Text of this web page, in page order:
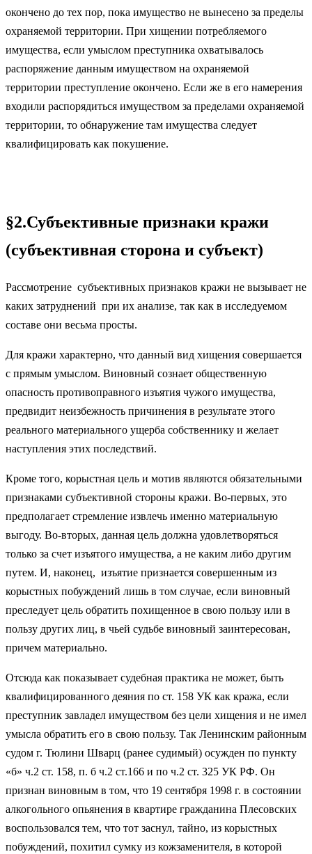
окончено до тех пор, пока имущество не вынесено за пределы
охраняемой территории. При хищении потребляемого
имущества, если умыслом преступника охватывалось
распоряжение данным имуществом на охраняемой
территории преступление окончено. Если же в его намерения
входили распорядиться имуществом за пределами охраняемой
территории, то обнаружение там имущества следует
квалифицировать как покушение.
§2.Субъективные признаки кражи
(субъективная сторона и субъект)
Рассмотрение субъективных признаков кражи не вызывает не
каких затруднений при их анализе, так как в исследуемом
составе они весьма просты.
Для кражи характерно, что данный вид хищения совершается
с прямым умыслом. Виновный сознает общественную
опасность противоправного изъятия чужого имущества,
предвидит неизбежность причинения в результате этого
реального материального ущерба собственнику и желает
наступления этих последствий.
Кроме того, корыстная цель и мотив являются обязательными
признаками субъективной стороны кражи. Во-первых, это
предполагает стремление извлечь именно материальную
выгоду. Во-вторых, данная цель должна удовлетворяться
только за счет изъятого имущества, а не каким либо другим
путем. И, наконец, изъятие признается совершенным из
корыстных побуждений лишь в том случае, если виновный
преследует цель обратить похищенное в свою пользу или в
пользу других лиц, в чьей судьбе виновный заинтересован,
причем материально.
Отсюда как показывает судебная практика не может, быть
квалифицированного деяния по ст. 158 УК как кража, если
преступник завладел имуществом без цели хищения и не имел
умысла обратить его в свою пользу. Так Ленинским районным
судом г. Тюлини Шварц (ранее судимый) осужден по пункту
«б» ч.2 ст. 158, п. б ч.2 ст.166 и по ч.2 ст. 325 УК РФ. Он
признан виновным в том, что 19 сентября 1998 г. в состоянии
алкогольного опьянения в квартире гражданина Плесовских
воспользовался тем, что тот заснул, тайно, из корыстных
побуждений, похитил сумку из кожзаменителя, в которой